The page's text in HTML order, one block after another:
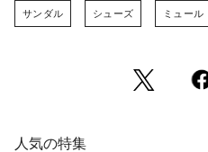
サンダル シューズ ミュール
人気の特集